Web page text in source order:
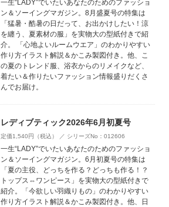
一生“LADY”でいたいあなたのためのファッショ
ン＆ソーイングマガジン。8月盛夏号の特集は
「猛暑・酷暑の日だって、お出かけしたい！涼
を纏う、夏素材の服」を実物大の型紙付きで紹
介。 「心地よいルームウエア」のわかりやすい
作り方イラスト解説＆かこみ製図付き。他、こ
の夏のトレンド服、浴衣からのリメイクなど、
着たい＆作りたいファッション情報盛りだくさ
んでお届け。
レディブティック2026年6月初夏号
定価1,540円（税込） ／ シリーズNo：012606
一生“LADY”でいたいあなたのためのファッショ
ン＆ソーイングマガジン。6月初夏号の特集は
「夏の主役、どっちを作る？どっちも作る！？
トップス⇔ワンピース」を実物大の型紙付きで
紹介。「今欲しい羽織りもの」のわかりやすい
作り方イラスト解説＆かこみ製図付き。他、日